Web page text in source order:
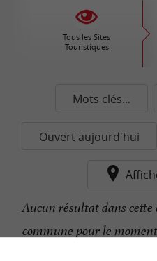
Tous les Sites
Touristiques
Mots clés...
Ouvert aujourd'hui
Aucun résultat dans cette
commune pour le